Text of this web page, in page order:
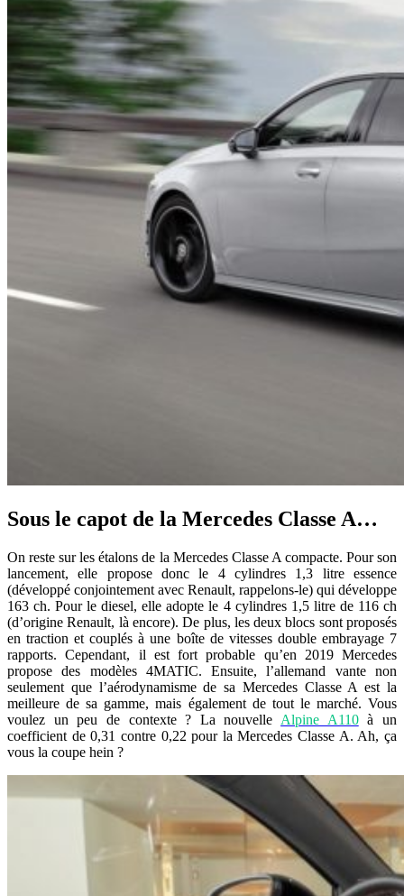
Sous le capot de la Mercedes Classe A…
On reste sur les étalons de la Mercedes Classe A compacte. Pour son
lancement, elle propose donc le 4 cylindres 1,3 litre essence
(développé conjointement avec Renault, rappelons-le) qui développe
163 ch. Pour le diesel, elle adopte le 4 cylindres 1,5 litre de 116 ch
(d’origine Renault, là encore). De plus, les deux blocs sont proposés
en traction et couplés à une boîte de vitesses double embrayage 7
rapports. Cependant, il est fort probable qu’en 2019 Mercedes
propose des modèles 4MATIC. Ensuite, l’allemand vante non
seulement que l’aérodynamisme de sa Mercedes Classe A est la
meilleure de sa gamme, mais également de tout le marché. Vous
voulez un peu de contexte ? La nouvelle Alpine A110à un
coefficient de 0,31 contre 0,22 pour la Mercedes Classe A. Ah, ça
vous la coupe hein ?